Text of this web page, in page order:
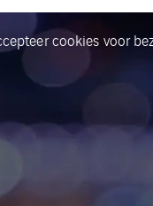
cookies voor